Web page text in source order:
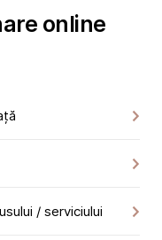
online
/ serviciului